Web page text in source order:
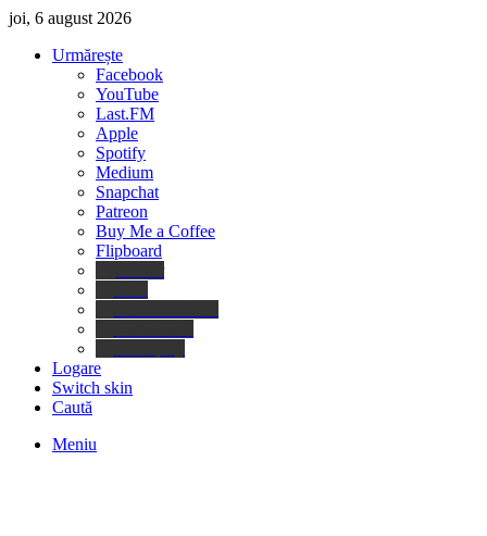
joi, 6 august 2026
Urmărește
Facebook
YouTube
Last.FM
Apple
Spotify
Medium
Snapchat
Patreon
Buy Me a Coffee
Flipboard
Logare
Switch skin
Caută
Meniu